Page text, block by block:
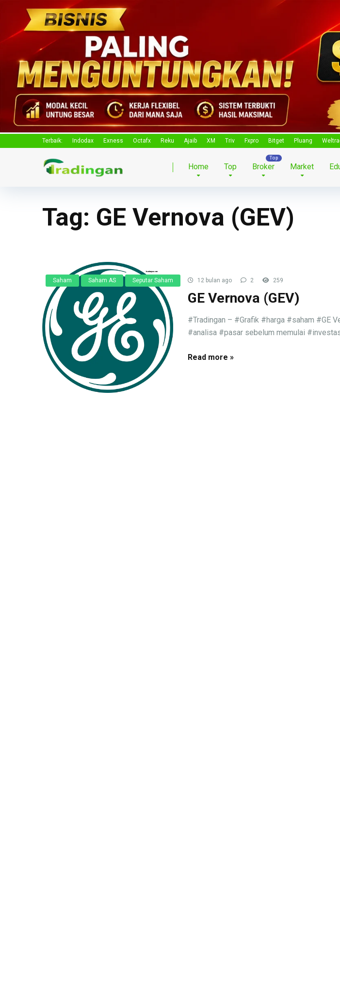
Terbaik: Indodax Exness Octafx Reku Ajaib XM Triv Fxpro Bitget Pluang
Home Top Broker Market
Tag: GE Vernova (GEV)
Saham Saham AS Seputar Saham 12 bulan ago 2 259
GE Vernova (GEV)
#Tradingan – #Grafik #harga #saham #GE
#analisa #pasar sebelum memulai
Read more »